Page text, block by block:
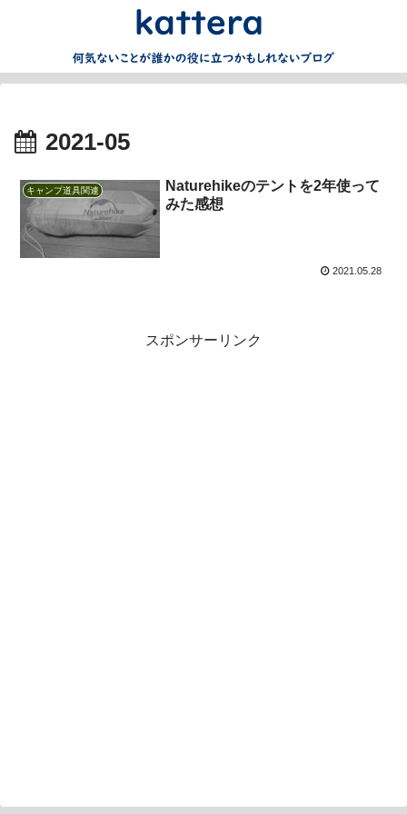
2021-05
キャンプ道具関連
Naturehikeのテントを2年使って
みた感想
2021.05.28
スポンサーリンク